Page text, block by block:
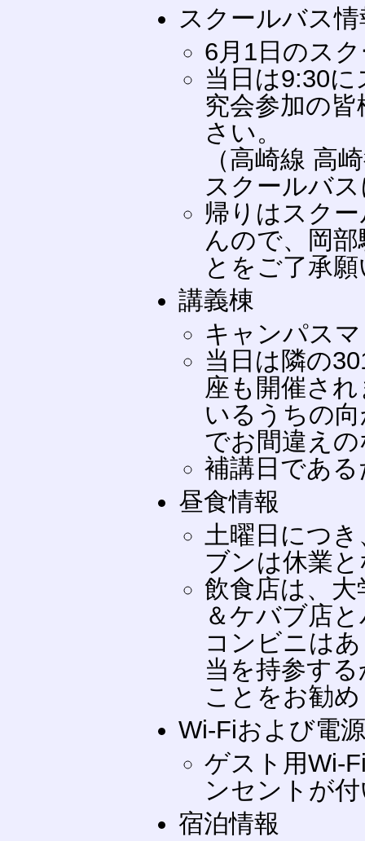
スクールバス情
6月1日のス
当日は9:30
究会参加の
さい。
（高崎線 高
スクールバ
帰りはスク
んので、岡
とをご了承
講義棟
キャンパス
当日は隣の
座も開催さ
いるうちの
でお間違え
補講日であ
昼食情報
土曜日につ
ブンは休業
飲食店は、
＆ケバブ店
コンビニは
当を持参す
ことをお勧
Wi-Fiおよび電
ゲスト用Wi-
ンセントが
宿泊情報